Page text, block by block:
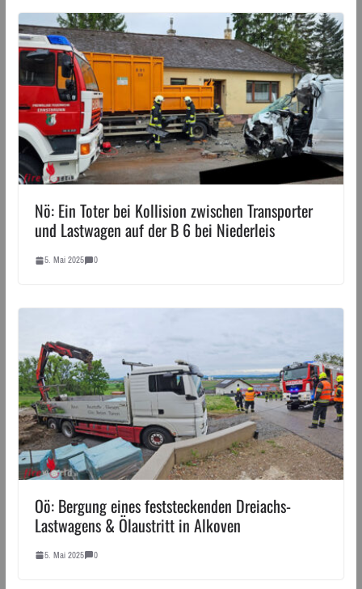
Nö: Ein Toter bei Kollision zwischen Transporter
und Lastwagen auf der B 6 bei Niederleis
5. Mai 2025 0
Oö: Bergung eines feststeckenden Dreiachs-
Lastwagens & Ölaustritt in Alkoven
5. Mai 2025 0